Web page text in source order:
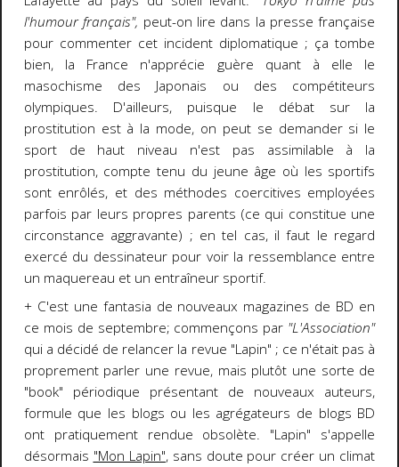
l'humour français", peut-on lire dans la presse française
pour commenter cet incident diplomatique ; ça tombe
bien, la France n'apprécie guère quant à elle le
masochisme des Japonais ou des compétiteurs
olympiques. D'ailleurs, puisque le débat sur la
prostitution est à la mode, on peut se demander si le
sport de haut niveau n'est pas assimilable à la
prostitution, compte tenu du jeune âge où les sportifs
sont enrôlés, et des méthodes coercitives employées
parfois par leurs propres parents (ce qui constitue une
circonstance aggravante) ; en tel cas, il faut le regard
exercé du dessinateur pour voir la ressemblance entre
un maquereau et un entraîneur sportif.
+ C'est une fantasia de nouveaux magazines de BD en
ce mois de septembre; commençons par "L'Association"
qui a décidé de relancer la revue "Lapin" ; ce n'était pas à
proprement parler une revue, mais plutôt une sorte de
"book" périodique présentant de nouveaux auteurs,
formule que les blogs ou les agrégateurs de blogs BD
ont pratiquement rendue obsolète. "Lapin" s'appelle
désormais "Mon Lapin", sans doute pour créer un climat